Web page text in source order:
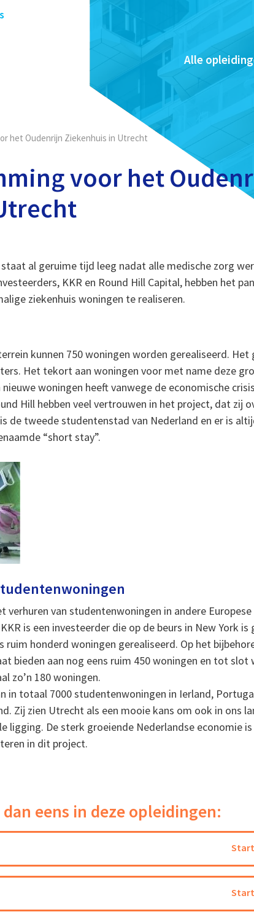
Alle
het Oudenrijn Ziekenhuis in Utrecht
voor het
al geruime tijd leeg nadat alle medische zorg
KKR en Round Hill Capital, hebben het
ziekenhuis woningen te realiseren.
kunnen 750 woningen worden gerealiseerd. Het
Het tekort aan woningen voor met name deze
woningen heeft vanwege de economische
Hill hebben veel vertrouwen in het project, dat zij
de tweede studentenstad van Nederland en er is
“short stay”.
verhuren van studentenwoningen in andere Europese
is een investeerder die op de beurs in New York is
honderd woningen gerealiseerd. Op het
bieden aan nog eens ruim 450 woningen en tot slot
zo’n 180 woningen.
in totaal 7000 studentenwoningen in Ierland,
Zij zien Utrecht als een mooie kans om ook in ons
ligging. De sterk groeiende Nederlandse economie
in dit project.
eens in deze opleidingen:
Start